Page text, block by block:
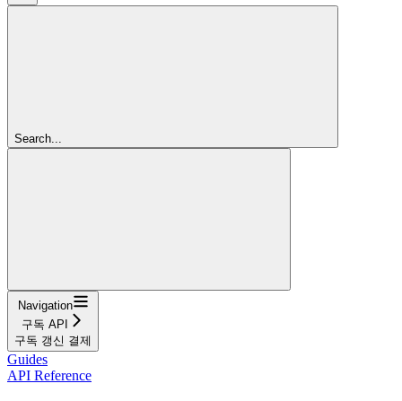
Search...
Navigation
구독 API
구독 갱신 결제
Guides
API Reference